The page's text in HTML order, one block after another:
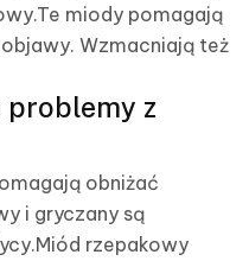
miody pomagają
Wzmacniają też
problemy z
obniżać
i gryczany są
rzepakowy